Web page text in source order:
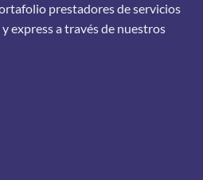
prestadores de servicios
express a través de nuestros